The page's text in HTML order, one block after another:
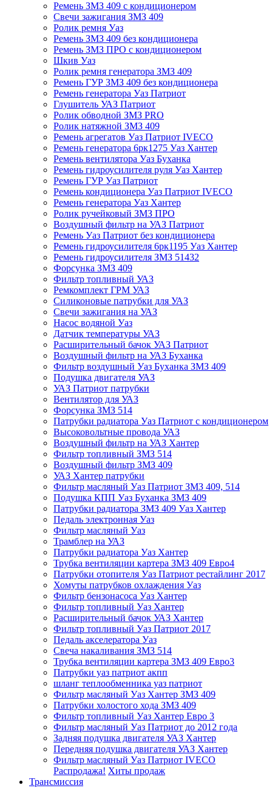
Ремень ЗМЗ 409 с кондиционером
Свечи зажигания ЗМЗ 409
Ролик ремня Уаз
Ремень ЗМЗ 409 без кондиционера
Ремень ЗМЗ ПРО с кондиционером
Шкив Уаз
Ролик ремня генератора ЗМЗ 409
Ремень ГУР ЗМЗ 409 без кондиционера
Ремень генератора Уаз Патриот
Глушитель УАЗ Патриот
Ролик обводной ЗМЗ PRO
Ролик натяжной ЗМЗ 409
Ремень агрегатов Уаз Патриот IVECO
Ремень генератора 6рк1275 Уаз Хантер
Ремень вентилятора Уаз Буханка
Ремень гидроусилителя руля Уаз Хантер
Ремень ГУР Уаз Патриот
Ремень кондиционера Уаз Патриот IVECO
Ремень генератора Уаз Хантер
Ролик ручейковый ЗМЗ ПРО
Воздушный фильтр на УАЗ Патриот
Ремень Уаз Патриот без кондиционера
Ремень гидроусилителя 6рк1195 Уаз Хантер
Ремень гидроусилителя ЗМЗ 51432
Форсунка ЗМЗ 409
Фильтр топливный УАЗ
Ремкомплект ГРМ УАЗ
Силиконовые патрубки для УАЗ
Свечи зажигания на УАЗ
Насос водяной Уаз
Датчик температуры УАЗ
Расширительный бачок УАЗ Патриот
Воздушный фильтр на УАЗ Буханка
Фильтр воздушный Уаз Буханка ЗМЗ 409
Подушка двигателя УАЗ
УАЗ Патриот патрубки
Вентилятор для УАЗ
Форсунка ЗМЗ 514
Патрубки радиатора Уаз Патриот с кондиционером
Высоковольтные провода УАЗ
Воздушный фильтр на УАЗ Хантер
Фильтр топливный ЗМЗ 514
Воздушный фильтр ЗМЗ 409
УАЗ Хантер патрубки
Фильтр масляный Уаз Патриот ЗМЗ 409, 514
Подушка КПП Уаз Буханка ЗМЗ 409
Патрубки радиатора ЗМЗ 409 Уаз Хантер
Педаль электронная Уаз
Фильтр масляный Уаз
Трамблер на УАЗ
Патрубки радиатора Уаз Хантер
Трубка вентиляции картера ЗМЗ 409 Евро4
Патрубки отопителя Уаз Патриот рестайлинг 2017
Хомуты патрубков охлаждения Уаз
Фильтр бензонасоса Уаз Хантер
Фильтр топливный Уаз Хантер
Расширительный бачок УАЗ Хантер
Фильтр топливный Уаз Патриот 2017
Педаль акселератора Уаз
Свеча накаливания ЗМЗ 514
Трубка вентиляции картера ЗМЗ 409 Евро3
Патрубки уаз патриот акпп
шланг теплообменника уаз патриот
Фильтр масляный Уаз Хантер ЗМЗ 409
Патрубки холостого хода ЗМЗ 409
Фильтр топливный Уаз Хантер Евро 3
Фильтр масляный Уаз Патриот до 2012 года
Задняя подушка двигателя УАЗ Хантер
Передняя подушка двигателя УАЗ Хантер
Фильтр масляный Уаз Патриот IVECO
Распродажа! Хиты продаж
Трансмиссия